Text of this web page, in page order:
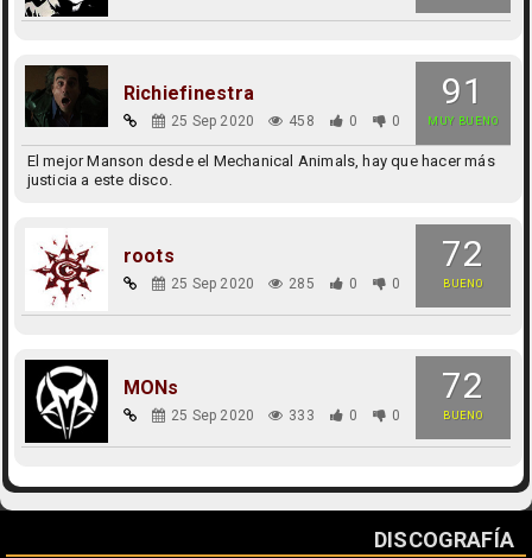
91
MUY BUENO
Richiefinestra
25 Sep 2020 458 0 0
El mejor Manson desde el Mechanical Animals, hay que hacer más
justicia a este disco.
72
BUENO
roots
25 Sep 2020 285 0 0
72
BUENO
MONs
25 Sep 2020 333 0 0
DISCOGRAFÍA